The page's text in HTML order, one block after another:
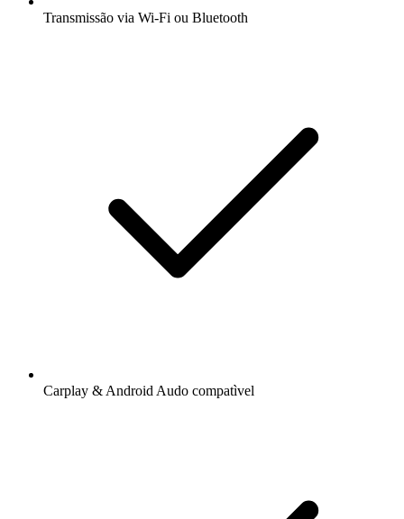
Transmissão via Wi-Fi ou Bluetooth
Carplay & Android Audo compatìvel